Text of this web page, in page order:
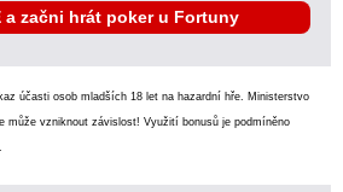
a začni hrát poker u Fortuny
účasti osob mladších 18 let na hazardní hře. Ministerstvo
může vzniknout závislost! Využití bonusů je podmíněno
.